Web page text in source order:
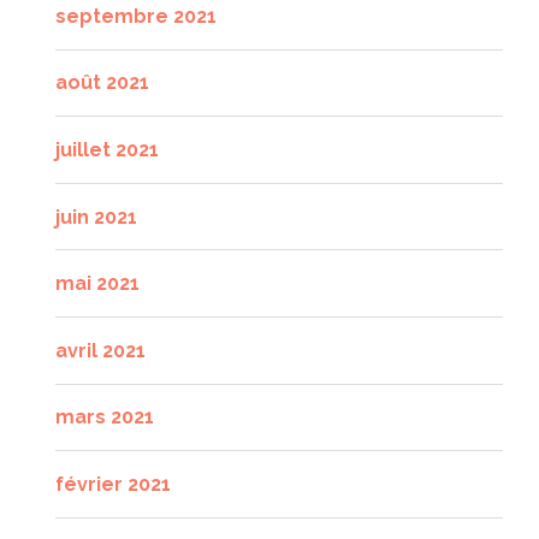
septembre 2021
août 2021
juillet 2021
juin 2021
mai 2021
avril 2021
mars 2021
février 2021